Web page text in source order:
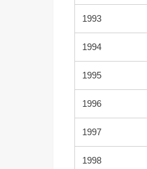
1993
1994
1995
1996
1997
1998